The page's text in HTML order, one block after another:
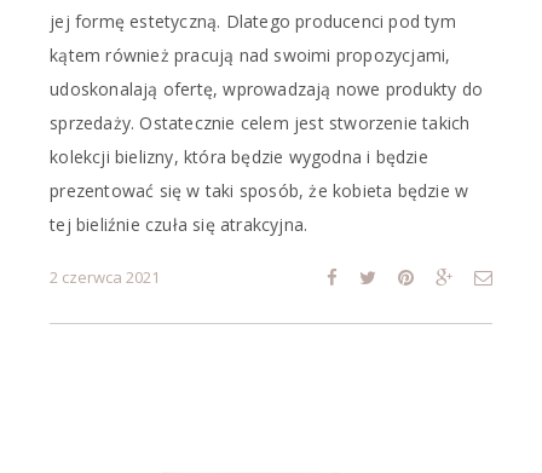
jej formę estetyczną. Dlatego producenci pod tym
kątem również pracują nad swoimi propozycjami,
udoskonalają ofertę, wprowadzają nowe produkty do
sprzedaży. Ostatecznie celem jest stworzenie takich
kolekcji bielizny, która będzie wygodna i będzie
prezentować się w taki sposób, że kobieta będzie w
tej bieliźnie czuła się atrakcyjna.
2 czerwca 2021